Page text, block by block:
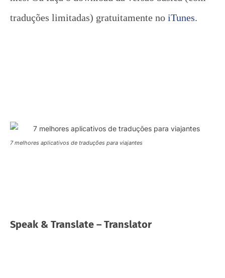
traduções limitadas) gratuitamente no iTunes.
7 melhores aplicativos de traduções para viajantes
Speak & Translate – Translator